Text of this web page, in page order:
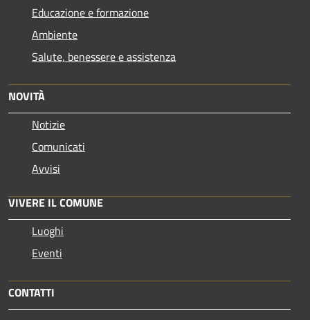
Educazione e formazione
Ambiente
Salute, benessere e assistenza
NOVITÀ
Notizie
Comunicati
Avvisi
VIVERE IL COMUNE
Luoghi
Eventi
CONTATTI